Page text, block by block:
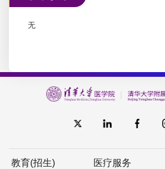
无
教育(招生) 医疗服务